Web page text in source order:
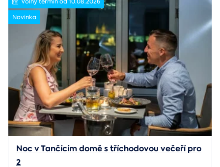
Volný termín od 10.08.2026
Novinka
Noc v Tančícím domě s tříchodovou večeří pro
2